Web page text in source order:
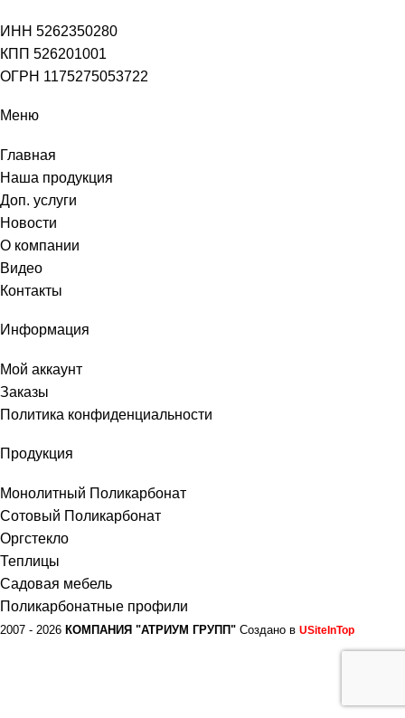
ИНН 5262350280
КПП 526201001
ОГРН 1175275053722
Меню
Главная
Наша продукция
Доп. услуги
Новости
О компании
Видео
Контакты
Информация
Мой аккаунт
Заказы
Политика конфиденциальности
Продукция
Монолитный Поликарбонат
Сотовый Поликарбонат
Оргстекло
Теплицы
Садовая мебель
Поликарбонатные профили
2007 - 2026 КОМПАНИЯ "АТРИУМ ГРУПП" Создано в USiteInTop